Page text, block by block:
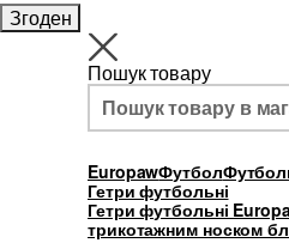
Згоден
Пошук товару
EuropawФутбол
Гетри футбольні
Гетри футбольні
трикотажним носком